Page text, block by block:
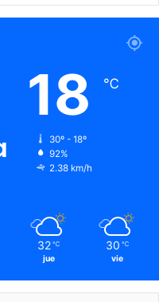
18 ℃
30º - 18º
92%
2.38 km/h
32 ℃
jue
30 ℃
vie